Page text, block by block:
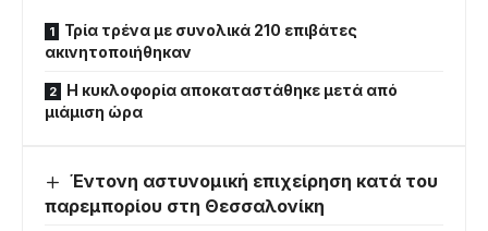
Τρία τρένα με συνολικά 210 επιβάτες
ακινητοποιήθηκαν
Η κυκλοφορία αποκαταστάθηκε μετά από
μιάμιση ώρα
Έντονη αστυνομική επιχείρηση κατά του
παρεμπορίου στη Θεσσαλονίκη